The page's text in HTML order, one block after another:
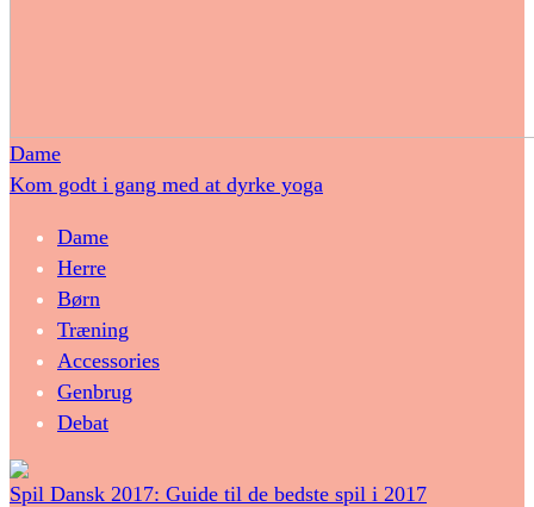
Dame
Kom godt i gang med at dyrke yoga
Dame
Herre
Børn
Træning
Accessories
Genbrug
Debat
Spil Dansk 2017: Guide til de bedste spil i 2017